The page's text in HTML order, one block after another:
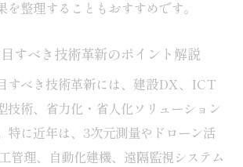
を整理することもおすすめです。
すべき技術革新のポイント解説
すべき技術革新には、建設DX、ICT
技術、省力化・省人化ソリューション
特に近年は、3次元測量やドローン活
管理、自動化建機、遠隔監視システム